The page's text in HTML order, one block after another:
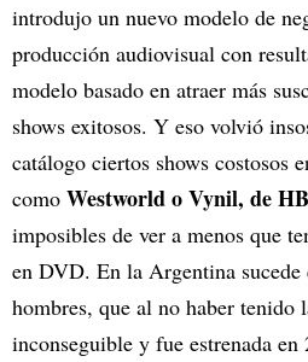
introdujo un nuevo modelo de
producción audiovisual con
modelo basado en atraer más
shows exitosos. Y eso volvió
catálogo ciertos shows costosos
como Westworld o Vynil, de
imposibles de ver a menos que
en DVD. En la Argentina sucede
hombres, que al no haber tenido
inconseguible y fue estrenada en